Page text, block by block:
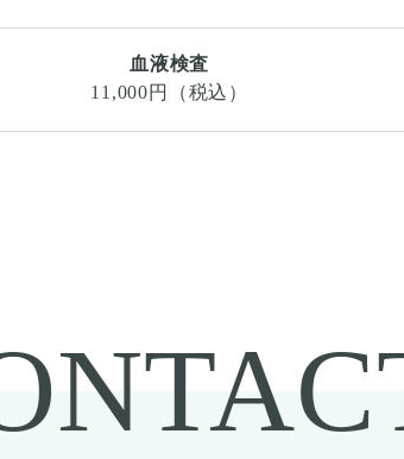
血液検査
11,000円（税込）